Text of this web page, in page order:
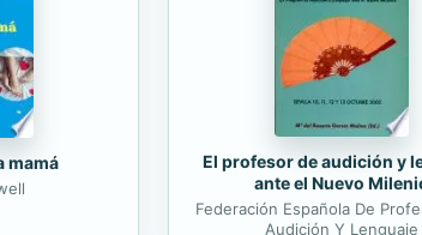
mamá
El profesor de audición y
ante el Nuevo
Federación Española De
Audición Y Lenguaje